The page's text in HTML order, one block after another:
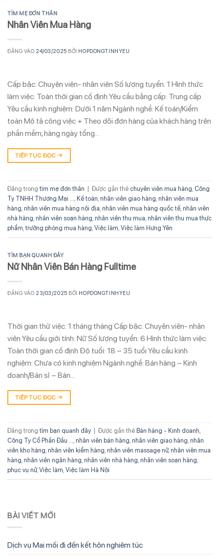
TÌM MẸ ĐƠN THÂN
Nhân Viên Mua Hàng
ĐĂNG VÀO 24/03/2025 BỞI HOPDONGTINHYEU
Cấp bậc: Chuyên viên- nhân viên Số lượng tuyển: 1 Hình thức
làm việc: Toàn thời gian cố định Yêu cầu bằng cấp: Trung cấp
Yêu cầu kinh nghiệm: Dưới 1 năm Ngành nghề: Kế toán/Kiểm
toán Mô tả công việc + Theo dõi đơn hàng của khách hàng trên
phần mềm, hàng ngày tổng…
TIẾP TỤC ĐỌC →
Đăng trong tìm mẹ đơn thân Được gắn thẻ chuyên viên mua hàng, Công
Ty TNHH Thương Mại ..., Kế toán, nhân viên giao hàng, nhân viên mua
hàng, nhân viên mua hàng nội địa, nhân viên mua hàng quốc tế, nhân viên
nhà hàng, nhân viên soạn hàng, nhân viên thu mua, nhân viên thu mua thực
phẩm, trưởng phòng mua hàng, Việc làm, Việc làm Hưng Yên
TÌM BẠN QUANH ĐÂY
Nữ Nhân Viên Bán Hàng Fulltime
ĐĂNG VÀO 23/03/2025 BỞI HOPDONGTINHYEU
Thời gian thử việc: 1 tháng tháng Cấp bậc: Chuyên viên- nhân
viên Yêu cầu giới tính: Nữ Số lượng tuyển: 6 Hình thức làm việc:
Toàn thời gian cố định Độ tuổi: 18 – 35 tuổi Yêu cầu kinh
nghiệm: Chưa có kinh nghiệm Ngành nghề: Bán hàng – Kinh
doanh/Bán sỉ – Bán…
TIẾP TỤC ĐỌC →
Đăng trong tìm bạn quanh đây Được gắn thẻ Bán hàng - Kinh doanh
Công Ty Cổ Phần Đầu ...
nhân viên bán hàng nhân viên giao hàng nhân
viên kho hàng nhân viên kiểm hàng nhân viên massage nữ, nhân viên mua
hàng nhân viên ngân hàng nhân viên nhà hàng nhân viên soạn hàng
phục vụ nữ, Việc làm Việc làm Hà Nội
BÀI VIẾT MỚI
Dịch vụ Mai mối đi đến kết hôn nghiêm túc